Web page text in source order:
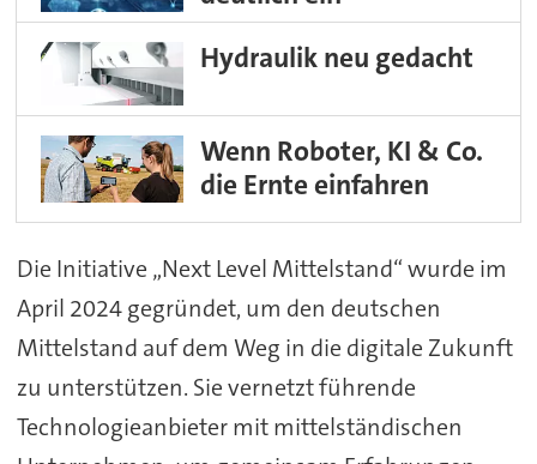
Hydraulik neu gedacht
Wenn Roboter, KI & Co.
die Ernte einfahren
Die Initiative „Next Level Mittelstand“ wurde im
April 2024 gegründet, um den deutschen
Mittelstand auf dem Weg in die digitale Zukunft
zu unterstützen. Sie vernetzt führende
Technologieanbieter mit mittelständischen